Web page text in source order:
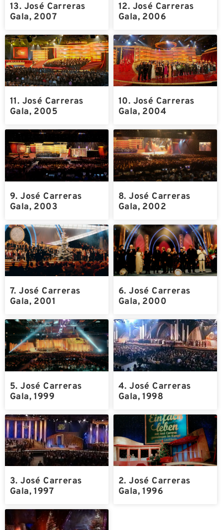
13. José Carreras
Gala, 2007
12. José Carreras
Gala, 2006
11. José Carreras
Gala, 2005
10. José Carreras
Gala, 2004
9. José Carreras
Gala, 2003
8. José Carreras
Gala, 2002
7. José Carreras
Gala, 2001
6. José Carreras
Gala, 2000
5. José Carreras
Gala, 1999
4. José Carreras
Gala, 1998
3. José Carreras
Gala, 1997
2. José Carreras
Gala, 1996